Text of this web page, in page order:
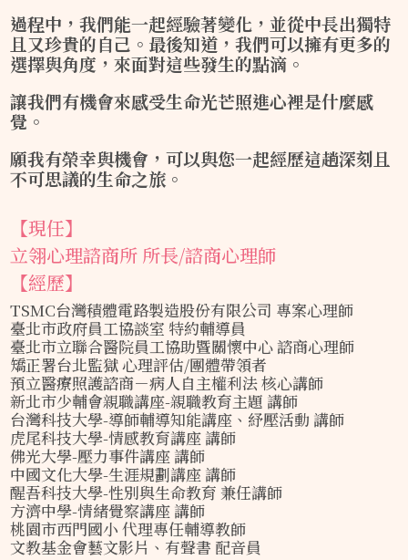
過程中，我們能一起經驗著變化，並從中長出獨特
且又珍貴的自己。最後知道，我們可以擁有更多的
選擇與角度，來面對這些發生的點滴。
讓我們有機會來感受生命光芒照進心裡是什麼感
覺。
願我有榮幸與機會，可以與您一起經歷這趟深刻且
不可思議的生命之旅。
【現任】
立翎心理諮商所 所長/諮商心理師
【經歷】
TSMC台灣積體電路製造股份有限公司 專案心理師
臺北市政府員工協談室 特約輔導員
臺北市立聯合醫院員工協助暨關懷中心 諮商心理師
矯正署台北監獄 心理評估/團體帶領者
預立醫療照護諮商－病人自主權利法 核心講師
新北市少輔會親職講座-親職教育主題 講師
台灣科技大學-導師輔導知能講座、紓壓活動 講師
虎尾科技大學-情感教育講座 講師
佛光大學-壓力事件講座 講師
中國文化大學-生涯規劃講座 講師
醒吾科技大學-性別與生命教育 兼任講師
方濟中學-情緒覺察講座 講師
桃園市西門國小 代理專任輔導教師
文教基金會藝文影片、有聲書 配音員